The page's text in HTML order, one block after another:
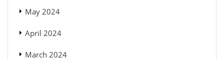
May 2024
April 2024
March 2024